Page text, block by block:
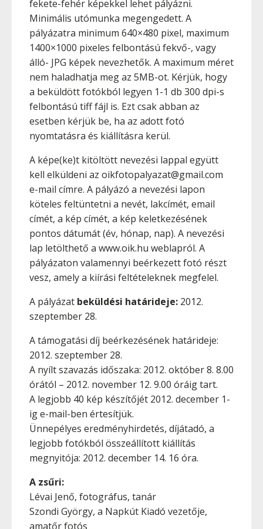
fekete-fehér képekkel lehet pályázni.
Minimális utómunka megengedett. A
pályázatra minimum 640×480 pixel, maximum
1400×1000 pixeles felbontású fekvő-, vagy
álló- JPG képek nevezhetők. A maximum méret
nem haladhatja meg az 5MB-ot. Kérjük, hogy
a beküldött fotókból legyen 1-1 db 300 dpi-s
felbontású tiff fájl is. Ezt csak abban az
esetben kérjük be, ha az adott fotó
nyomtatásra és kiállításra kerül.
A képe(ke)t kitöltött nevezési lappal együtt
kell elküldeni az oikfotopalyazat@gmail.com
e-mail címre. A pályázó a nevezési lapon
köteles feltüntetni a nevét, lakcímét, email
címét, a kép címét, a kép keletkezésének
pontos dátumát (év, hónap, nap). A nevezési
lap letölthető a www.oik.hu weblapról. A
pályázaton valamennyi beérkezett fotó részt
vesz, amely a kiírási feltételeknek megfelel.
A pályázat beküldési határideje: 2012.
szeptember 28.
A támogatási díj beérkezésének határideje:
2012. szeptember 28.
A nyílt szavazás időszaka: 2012. október 8. 8.00
órától – 2012. november 12. 9.00 óráig tart.
A legjobb 40 kép készítőjét 2012. december 1-
ig e-mail-ben értesítjük.
Ünnepélyes eredményhirdetés, díjátadó, a
legjobb fotókból összeállított kiállítás
megnyitója: 2012. december 14. 16 óra.
A zsűri:
Lévai Jenő, fotográfus, tanár
Szondi György, a Napkút Kiadó vezetője,
amatőr fotós